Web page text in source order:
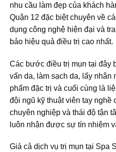
nhu cầu làm đẹp của khách
Quận 12 đặc biệt chuyên về
dụng công nghệ hiện đại và
bảo hiệu quả điều trị cao nhất.
Các bước điều trị mụn tại đây
vấn da, làm sạch da, lấy nhân
phẩm đặc trị và cuối cùng là
đội ngũ kỹ thuật viên tay nghề
chuyên nghiệp và thái độ tận
luôn nhận được sự tín nhiệm
Giá cả dịch vụ trị mụn tại Spa